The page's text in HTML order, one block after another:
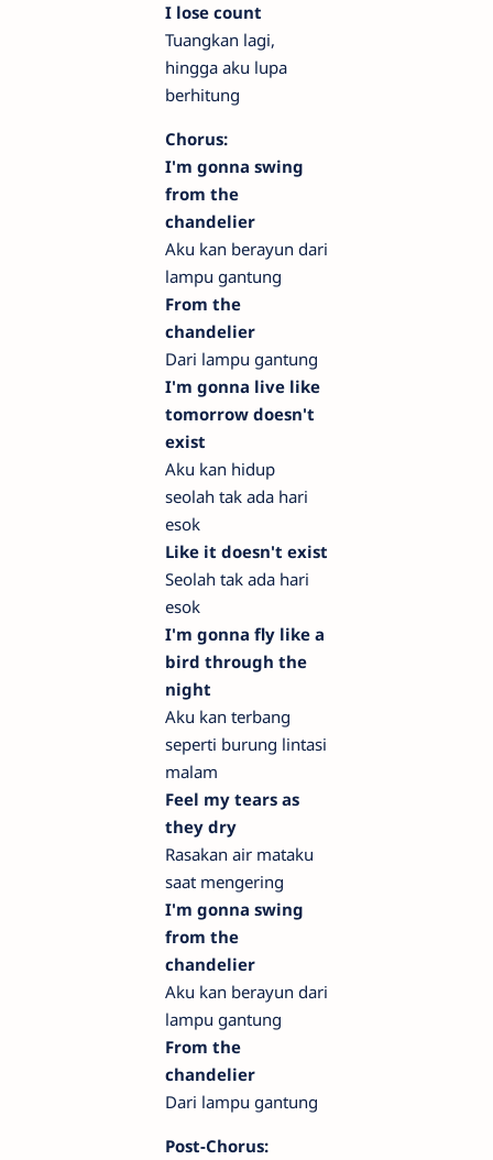
I lose count
Tuangkan lagi,
hingga aku lupa
berhitung
Chorus:
I'm gonna swing
from the
chandelier
Aku kan berayun dari
lampu gantung
From the
chandelier
Dari lampu gantung
I'm gonna live like
tomorrow doesn't
exist
Aku kan hidup
seolah tak ada hari
esok
Like it doesn't exist
Seolah tak ada hari
esok
I'm gonna fly like a
bird through the
night
Aku kan terbang
seperti burung lintasi
malam
Feel my tears as
they dry
Rasakan air mataku
saat mengering
I'm gonna swing
from the
chandelier
Aku kan berayun dari
lampu gantung
From the
chandelier
Dari lampu gantung
Post-Chorus: